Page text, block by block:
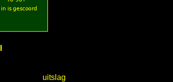
uitslag